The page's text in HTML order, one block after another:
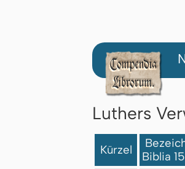
Luthers
Kürzel
Biblia